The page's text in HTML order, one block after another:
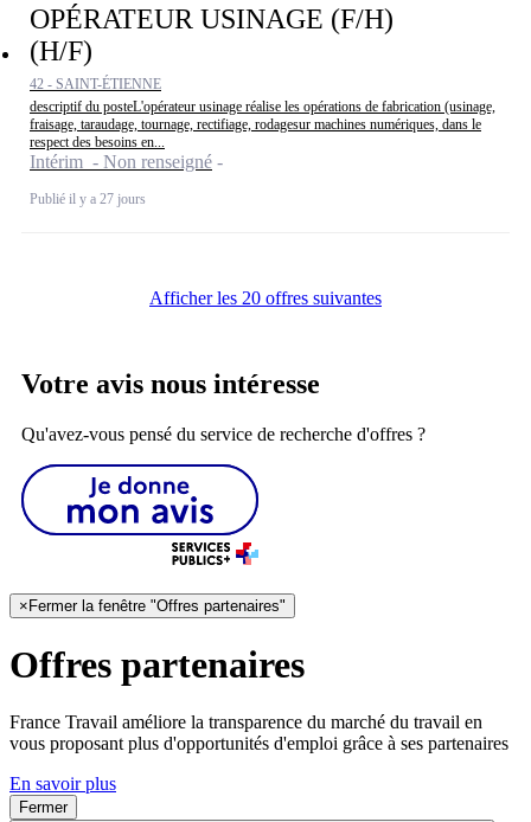
OPÉRATEUR USINAGE (F/H)
(H/F)
42 - SAINT-ÉTIENNE
descriptif du posteL'opérateur usinage réalise les opérations de fabrication (usinage,
fraisage, taraudage, tournage, rectifiage, rodagesur machines numériques, dans le
respect des besoins en...
Intérim - Non renseigné
Publié il y a 27 jours
Afficher les 20 offres suivantes
Votre avis nous intéresse
Qu'avez-vous pensé du service de recherche d'offres ?
×Fermer la fenêtre "Offres partenaires"
Offres partenaires
France Travail améliore la transparence du marché du travail en
vous proposant plus d'opportunités d'emploi grâce à ses partenaires
En savoir plus
Fermer